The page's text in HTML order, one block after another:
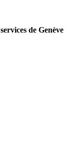
de Genève